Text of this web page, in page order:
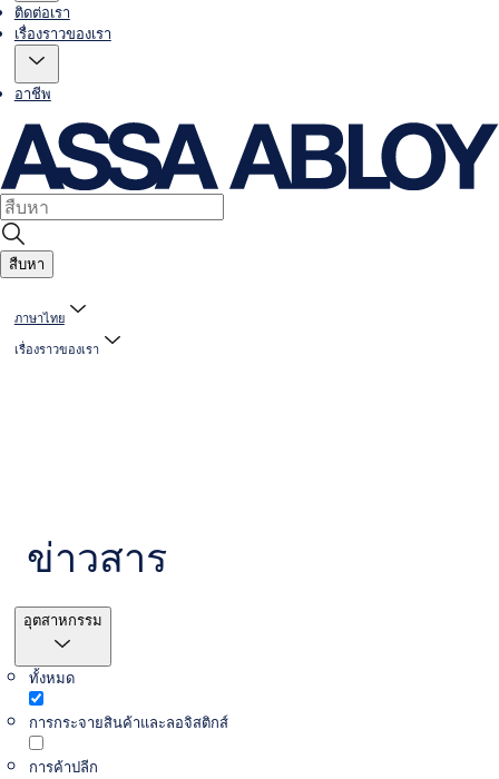
ติดต่อเรา
เรื่องราวของเรา
อาชีพ
สืบหา
ภาษาไทย
เรื่องราวของเรา
ข่าวสาร
วกรอง
อุตสาหกรรม
ทั้งหมด
การกระจายสินค้าและลอจิสติกส์
การค้าปลีก